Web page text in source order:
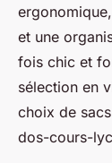
et une
fois chic et
sélection en
choix de
dos-cours-